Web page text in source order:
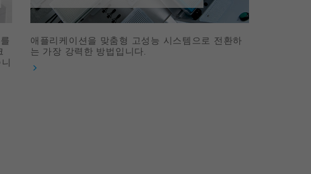
애플리케이션을 맞춤형 고성능 시스템으로 전환하
는 가장 강력한 방법입니다.